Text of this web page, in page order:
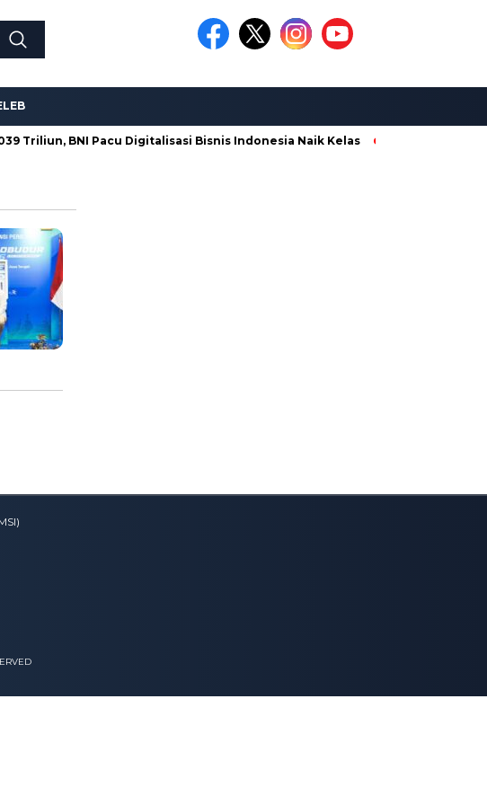
Triliun, BNI Pacu Digitalisasi Bisnis Indonesia Naik Kelas